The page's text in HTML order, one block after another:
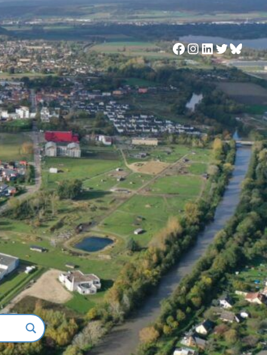
Facebook
Instagram
LinkedIn
Twitter